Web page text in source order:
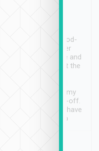
service, vehicles in good-
condition and the driver
service was awesome and
thoughtful. Driver went the
have safely arrived at my
destination after drop-off.
Definitely something I have
not seen elsewhere 👍